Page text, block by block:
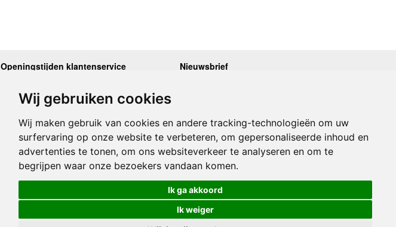
Wij gebruiken cookies
Wij maken gebruik van cookies en andere tracking-technologieën om uw
surfervaring op onze website te verbeteren, om gepersonaliseerde inhoud en
advertenties te tonen, om ons websiteverkeer te analyseren en om te
begrijpen waar onze bezoekers vandaan komen.
Ik ga akkoord
Ik weiger
Openingstijden klantenservice
Woensdag
10.00 - 12.30 en 13.30 - 17.00
Donderdag
Vrijdag
10.00 - 12.30 en 13.30 - 17.00
Zaterdag
gesloten
Zondag
gesloten
Nieuwsbrief
Onze laatste Nieuwsbrief
Inschrijven